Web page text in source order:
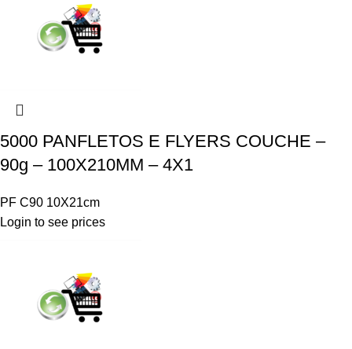
5000 PANFLETOS E FLYERS COUCHE –
90g – 100X210MM – 4X1
PF C90 10X21cm
Login to see prices